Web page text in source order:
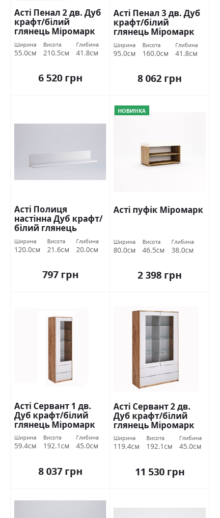
Асті Пенал 2 дв. Дуб
крафт/білий
глянець Міромарк
Ширина
55.0см
Висота
210.5см
Глибина
41.8см
6 520 грн
Асті Пенал 3 дв. Дуб
крафт/білий
глянець Міромарк
Ширина
95.0см
Висота
160.0см
Глибина
41.8см
8 062 грн
Асті Полиця
настінна Дуб крафт/
білий глянець
Міромарк
Ширина
120.0см
Висота
21.6см
Глибина
20.0см
797 грн
НОВИНКА
Асті пуфік Міромарк
Ширина
80.0см
Висота
46.5см
Глибина
38.0см
2 398 грн
Асті Сервант 1 дв.
Дуб крафт/білий
глянець Міромарк
Ширина
59.4см
Висота
192.1см
Глибина
45.0см
8 037 грн
Асті Сервант 2 дв.
Дуб крафт/білий
глянець Міромарк
Ширина
119.4см
Висота
192.1см
Глибина
45.0см
11 530 грн